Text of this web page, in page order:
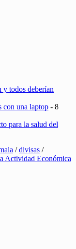
y todos deberían
con una laptop - 8
para la salud del
/divisas /
Actividad Económica